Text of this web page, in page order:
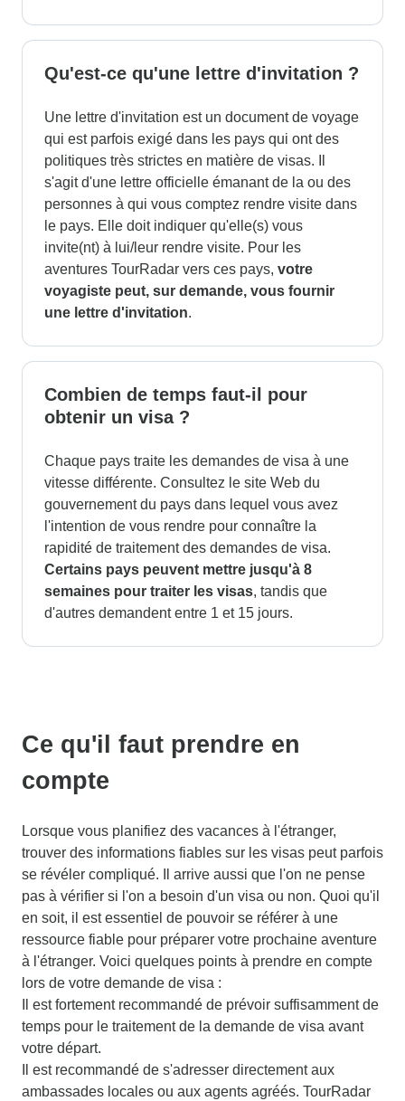
Qu'est-ce qu'une lettre d'invitation ?
Une lettre d'invitation est un document de voyage
qui est parfois exigé dans les pays qui ont des
politiques très strictes en matière de visas. Il
s'agit d'une lettre officielle émanant de la ou des
personnes à qui vous comptez rendre visite dans
le pays. Elle doit indiquer qu'elle(s) vous
invite(nt) à lui/leur rendre visite. Pour les
aventures TourRadar vers ces pays, votre
voyagiste peut, sur demande, vous fournir
une lettre d'invitation.
Combien de temps faut-il pour
obtenir un visa ?
Chaque pays traite les demandes de visa à une
vitesse différente. Consultez le site Web du
gouvernement du pays dans lequel vous avez
l'intention de vous rendre pour connaître la
rapidité de traitement des demandes de visa.
Certains pays peuvent mettre jusqu'à 8
semaines pour traiter les visas, tandis que
d'autres demandent entre 1 et 15 jours.
Ce qu'il faut prendre en
compte
Lorsque vous planifiez des vacances à l'étranger,
trouver des informations fiables sur les visas peut parfois
se révéler compliqué. Il arrive aussi que l'on ne pense
pas à vérifier si l'on a besoin d'un visa ou non. Quoi qu'il
en soit, il est essentiel de pouvoir se référer à une
ressource fiable pour préparer votre prochaine aventure
à l'étranger. Voici quelques points à prendre en compte
lors de votre demande de visa :
Il est fortement recommandé de prévoir suffisamment de
temps pour le traitement de la demande de visa avant
votre départ.
Il est recommandé de s'adresser directement aux
ambassades locales ou aux agents agréés. TourRadar